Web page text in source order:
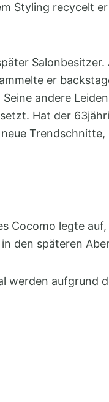
Styling recycelt er
Salonbesitzer.
er
andere
Hat der
Trendschnitte,
Cocomo legte
den späteren
werden aufgrund